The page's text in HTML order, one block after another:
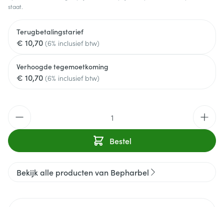
staat.
Terugbetalingstarief
€ 10,70 (6% inclusief btw)
Verhoogde tegemoetkoming
€ 10,70 (6% inclusief btw)
Bestel
Bekijk alle producten van Bepharbel